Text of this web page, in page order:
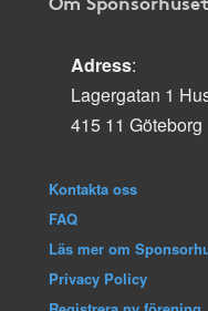
Adress:
Lagergatan 1
415 11 Göteborg
Kontakta oss
FAQ
Läs mer om
Privacy Policy